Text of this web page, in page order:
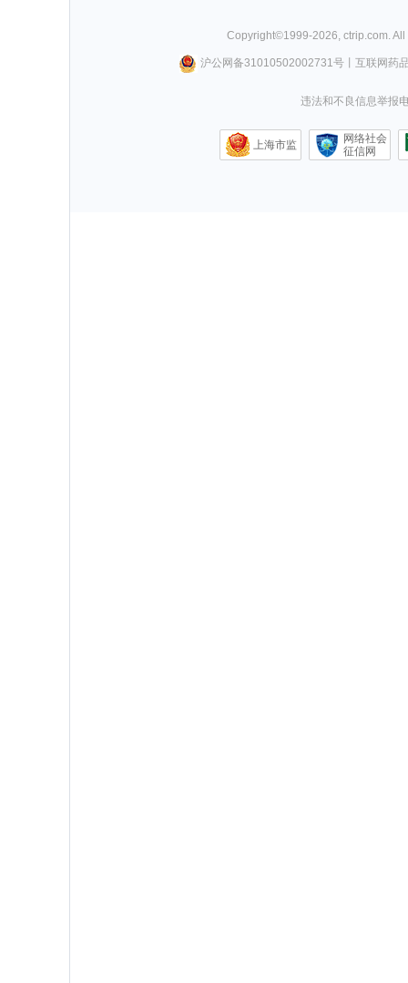
Copyright©1999-2026, ctrip.com.
沪公网备31010502002731号丨 互联网药
违法和不良信息举报
上海市监
网络社会
征信网